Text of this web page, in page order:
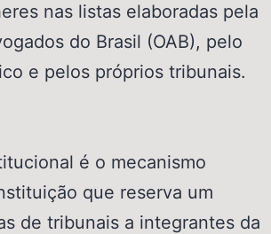
nas listas elaboradas pela
do Brasil (OAB), pelo
e pelos próprios tribunais.
é o mecanismo
que reserva um
de tribunais a integrantes da